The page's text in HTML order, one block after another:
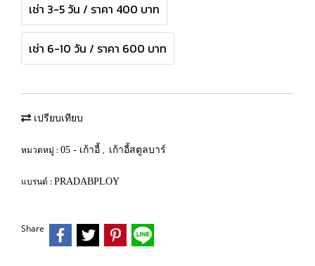
เช่า 3-5 วัน / ราคา 400 บาท
เช่า 6-10 วัน / ราคา 600 บาท
เปรียบเทียบ
หมวดหมู่ : 05 - เก้าอี้ , เก้าอี้สตูลบาร์
แบรนด์ : PRADABPLOY
Share